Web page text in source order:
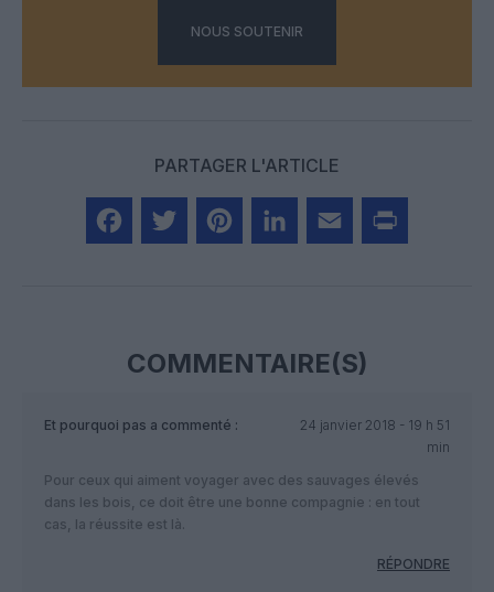
NOUS SOUTENIR
PARTAGER L'ARTICLE
COMMENTAIRE(S)
Et pourquoi pas a commenté :
24 janvier 2018 - 19 h 51
min
Pour ceux qui aiment voyager avec des sauvages élevés
dans les bois, ce doit être une bonne compagnie : en tout
cas, la réussite est là.
RÉPONDRE